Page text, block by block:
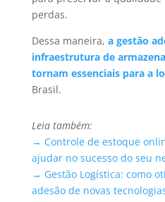
perdas.
Dessa maneira, a gestão
infraestrutura de
tornam essenciais para a
Brasil.
Leia também:
→ Controle de estoque
ajudar no sucesso do seu
→ Gestão Logística: como
adesão de novas